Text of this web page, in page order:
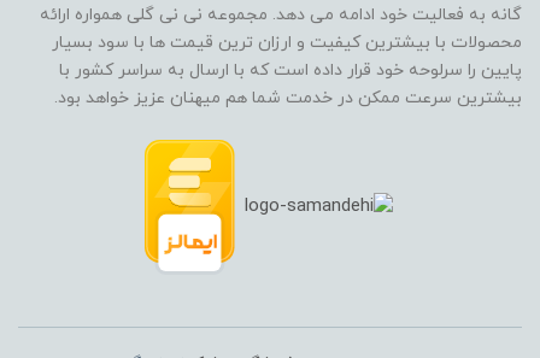
گانه به فعالیت خود ادامه می دهد. مجموعه نی نی گلی همواره ارائه
محصولات با بیشترین کیفیت و ارزان ترین قیمت ها با سود بسیار
پایین را سرلوحه خود قرار داده است که با ارسال به سراسر کشور با
بیشترین سرعت ممکن در خدمت شما هم میهنان عزیز خواهد بود.